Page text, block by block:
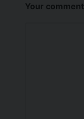
Your comment